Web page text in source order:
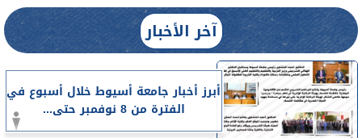
آخر الأخبار
أبرز أخبار جامعة أسيوط خلال أسبوع في
الفترة من 8 نوفمبر حتى...